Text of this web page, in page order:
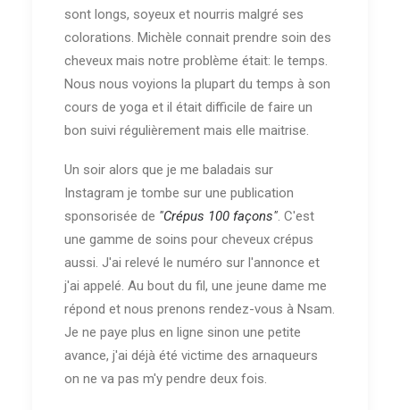
sont longs, soyeux et nourris malgré ses
colorations. Michèle connait prendre soin des
cheveux mais notre problème était: le temps.
Nous nous voyions la plupart du temps à son
cours de yoga et il était difficile de faire un
bon suivi régulièrement mais elle maitrise.
Un soir alors que je me baladais sur
Instagram je tombe sur une publication
sponsorisée de "Crépus 100 façons". C'est
une gamme de soins pour cheveux crépus
aussi. J'ai relevé le numéro sur l'annonce et
j'ai appelé. Au bout du fil, une jeune dame me
répond et nous prenons rendez-vous à Nsam.
Je ne paye plus en ligne sinon une petite
avance, j'ai déjà été victime des arnaqueurs
on ne va pas m'y pendre deux fois.